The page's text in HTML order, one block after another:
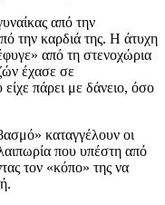
από την
την καρδιά της. Η άτυχη
από τη στενοχώρια
έχασε σε
πάρει με δάνειο, όσο
καταγγέλουν οι
που υπέστη από
τον «κόπο» της να